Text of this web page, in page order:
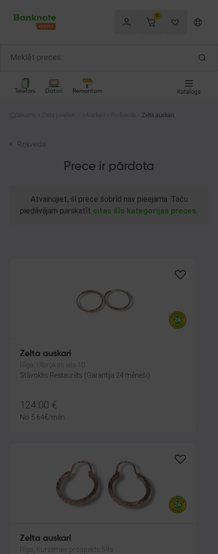
0
Telefoni Datori Remontam Katalogs
Sākums
Zelta juvelierizs
Auskari Riņķveida Zelta auskari
Riņķveida
Prece ir pārdota
Atvainojiet, šī prece šobrīd nav pieejama. Taču
piedāvājam parskatīt citas šīs kategorijas preces.
Zelta auskari
Rīga, Ulbrokas iela 10
Stāvoklis Restaurēts (Garantija 24 mēneši)
124.00 €
No 5.64€/mēn.
Zelta auskari
Rīga, Kurzemes prospekts 59a